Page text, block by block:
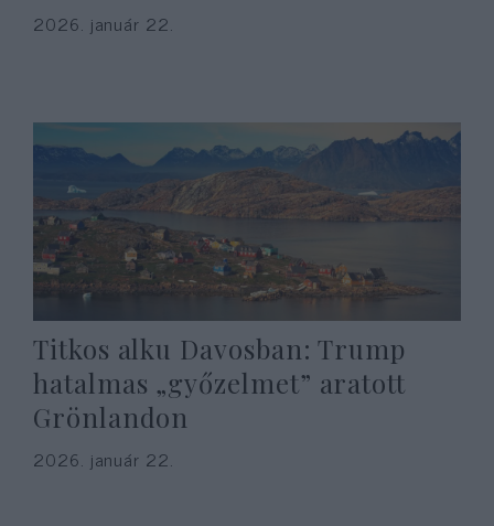
2026. január 22.
Titkos alku Davosban: Trump
hatalmas „győzelmet” aratott
Grönlandon
2026. január 22.